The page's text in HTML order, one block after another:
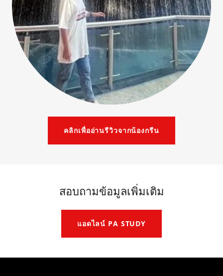
คลิกเพื่ออ่านรีวิวจากน้องกรีน
สอบถามข้อมูลเพิ่มเติม
แอดไลน์ PA STUDY